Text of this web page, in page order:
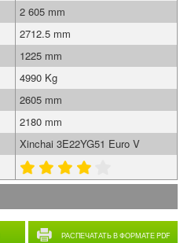
РАСПЕЧАТАТЬ В ФОРМАТЕ PDF
2 605 mm
2712.5 mm
1225 mm
4990 Kg
2605 mm
2180 mm
Xinchai 3E22YG51 Euro V